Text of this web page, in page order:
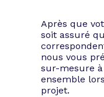
Après que
soit assuré
nous vous
sur-mesure
ensemble
projet.